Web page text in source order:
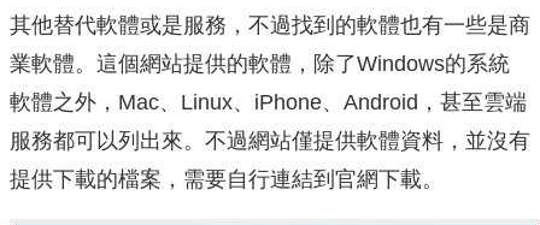
其他替代軟體或是服務，不過找到的軟體也有一些是商
業軟體。這個網站提供的軟體，除了Windows的系統
軟體之外，Mac、Linux、iPhone、Android，甚至雲端
服務都可以列出來。不過網站僅提供軟體資料，並沒有
提供下載的檔案，需要自行連結到官網下載。